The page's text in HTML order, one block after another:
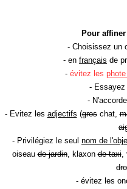
Pour
- Choisissez un
- en français de
- évitez les
- Essayez
-
- Evitez les adjectifs (groschat,
- Privilégiez le seul nom de
oiseaude jardin, klaxonde taxi,
- évitez les